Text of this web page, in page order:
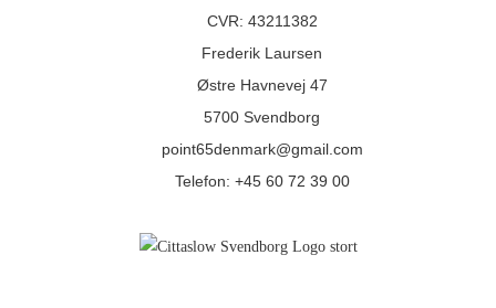
CVR: 43211382
Frederik Laursen
Østre Havnevej 47
5700 Svendborg
point65denmark@gmail.com
Telefon: +45 60 72 39 00